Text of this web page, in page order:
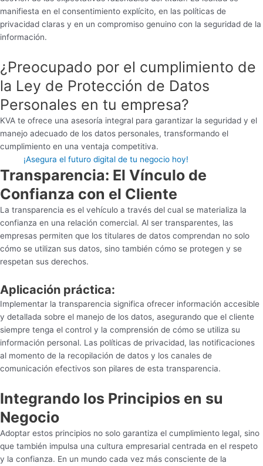
manifiesta en el consentimiento explícito, en las políticas de
privacidad claras y en un compromiso genuino con la seguridad de la
información.
¿Preocupado por el cumplimiento de
la Ley de Protección de Datos
Personales en tu empresa?
KVA te ofrece una asesoría integral para garantizar la seguridad y el
manejo adecuado de los datos personales, transformando el
cumplimiento en una ventaja competitiva.
¡Asegura el futuro digital de tu negocio hoy!
Transparencia: El Vínculo de
Confianza con el Cliente
La transparencia es el vehículo a través del cual se materializa la
confianza en una relación comercial. Al ser transparentes, las
empresas permiten que los titulares de datos comprendan no solo
cómo se utilizan sus datos, sino también cómo se protegen y se
respetan sus derechos.
Aplicación práctica:
Implementar la transparencia significa ofrecer información accesible
y detallada sobre el manejo de los datos, asegurando que el cliente
siempre tenga el control y la comprensión de cómo se utiliza su
información personal. Las políticas de privacidad, las notificaciones
al momento de la recopilación de datos y los canales de
comunicación efectivos son pilares de esta transparencia.
Integrando los Principios en su
Negocio
Adoptar estos principios no solo garantiza el cumplimiento legal, sino
que también impulsa una cultura empresarial centrada en el respeto
y la confianza. En un mundo cada vez más consciente de la